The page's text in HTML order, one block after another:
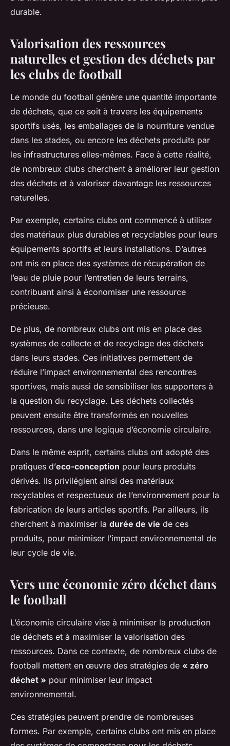
durable.
Valorisation des ressources
naturelles et gestion des déchets par
les clubs de football
Le monde du football génère une quantité importante
de déchets, que ce soit à travers les équipements
sportifs usés, les emballages de la nourriture vendue
dans les stades, ou encore les déchets produits par
les infrastructures elles-mêmes. Face à cette réalité,
de nombreux clubs cherchent à améliorer leur gestion
des déchets et à valoriser davantage les ressources
naturelles.
Par exemple, certains clubs ont commencé à utiliser
des matériaux plus durables et recyclables pour leurs
équipements sportifs et leurs installations. D’autres
ont mis en place des systèmes de récupération de
l’eau de pluie pour l’entretien de leurs terrains,
contribuant ainsi à économiser une ressource
précieuse.
De plus, de nombreux clubs ont mis en place des
systèmes de collecte et de recyclage des déchets
dans leurs stades. Ces initiatives permettent de
réduire l’impact environnemental des rencontres
sportives, mais aussi de sensibiliser les supporters à
la question du recyclage. Les déchets collectés
peuvent ensuite être transformés en nouvelles
ressources, dans une logique d’économie circulaire.
Dans le même esprit, certains clubs ont adopté des
pratiques d’eco-conception pour leurs produits
dérivés. Ils privilégient ainsi des matériaux
recyclables et respectueux de l’environnement pour la
fabrication de leurs articles sportifs. Par ailleurs, ils
cherchent à maximiser la durée de vie de ces
produits, pour minimiser l’impact environnemental de
leur cycle de vie.
Vers une économie zéro déchet dans
le football
L’économie circulaire vise à minimiser la production
de déchets et à maximiser la valorisation des
ressources. Dans ce contexte, de nombreux clubs de
football mettent en œuvre des stratégies de « zéro
déchet » pour minimiser leur impact
environnemental.
Ces stratégies peuvent prendre de nombreuses
formes. Par exemple, certains clubs ont mis en place